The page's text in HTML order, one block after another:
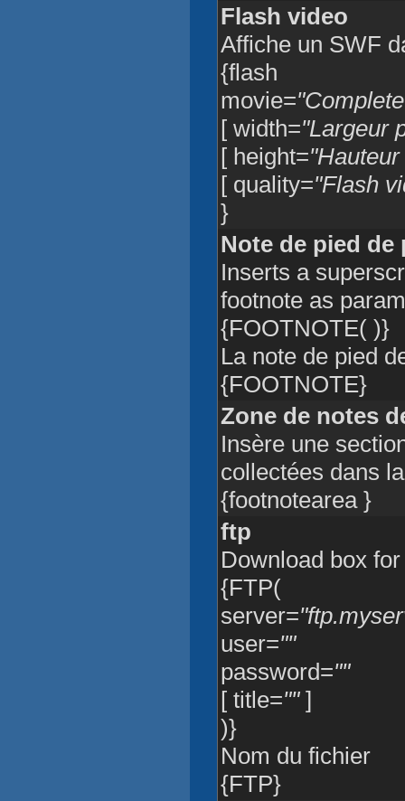
Flash video
Affiche un SWF
{flash
movie=
[ width="Largeur
[ height=
[ quality="Flash
}
Note de pied de
Inserts a
footnote as
{FOOTNOTE( )}
La note de pied
{FOOTNOTE}
Zone de notes
Insère une
collectées dans
{footnotearea }
ftp
Download box
{FTP(
server=
user=""
password=""
[ title=""]
)}
Nom du fichier
{FTP}